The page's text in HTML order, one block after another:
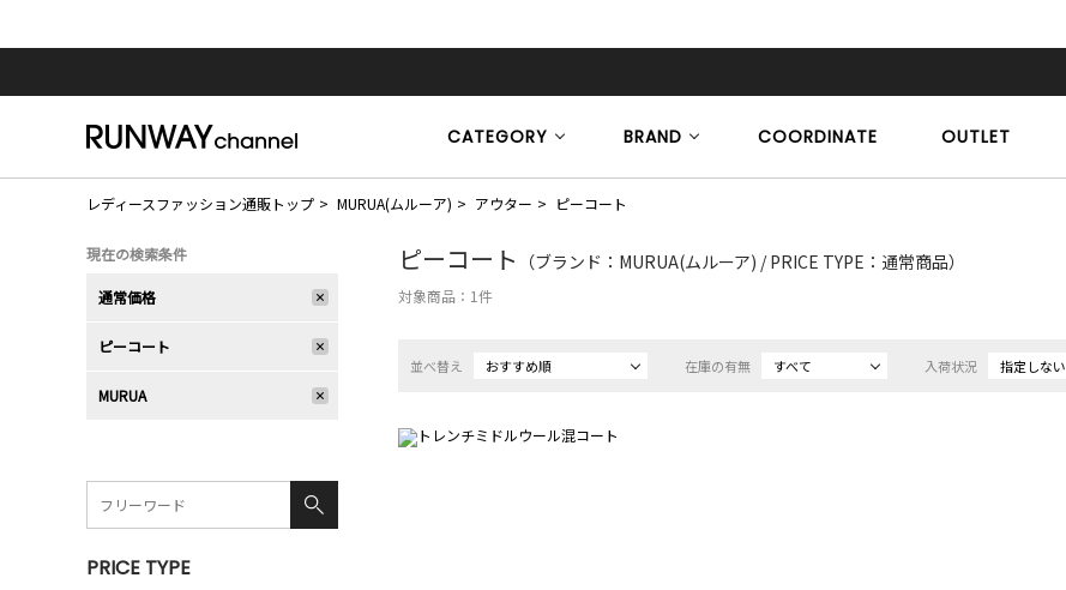
CATEGORY BRAND COORDINATE OUTLET
レディースファッション通販トップ MURUA(ムルーア) アウター ピーコート
ピーコート （ブランド：MURUA(ムルーア) / PRICE TYPE：通常商品）
対象商品： 1件
並べ替え おすすめ順 在庫の有無 すべて 入荷状況 指定しない
現在の検索条件
通常価格
ピーコート
MURUA
PRICE TYPE